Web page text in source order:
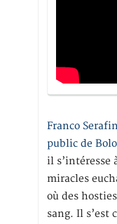
Franco
public de
il s’intéresse
miracles
où des
sang. Il s’est